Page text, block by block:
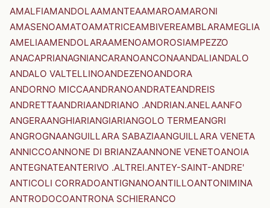
AMALFIAMANDOLAAMANTEAAMAROAMARONI
AMASENOAMATOAMATRICEAMBIVEREAMBLARAMEGLIA
AMELIAAMENDOLARAAMENOAMOROSIAMPEZZO
ANACAPRIANAGNIANCARANOANCONAANDALIANDALO
ANDALO VALTELLINOANDEZENOANDORA
ANDORNO MICCAANDRANOANDRATEANDREIS
ANDRETTAANDRIAANDRIANO .ANDRIAN.ANELAANFO
ANGERAANGHIARIANGIARIANGOLO TERMEANGRI
ANGROGNAANGUILLARA SABAZIAANGUILLARA VENETA
ANNICCOANNONE DI BRIANZAANNONE VENETOANOIA
ANTEGNATEANTERIVO .ALTREI.ANTEY-SAINT-ANDRE'
ANTICOLI CORRADOANTIGNANOANTILLOANTONIMINA
ANTRODOCOANTRONA SCHIERANCO